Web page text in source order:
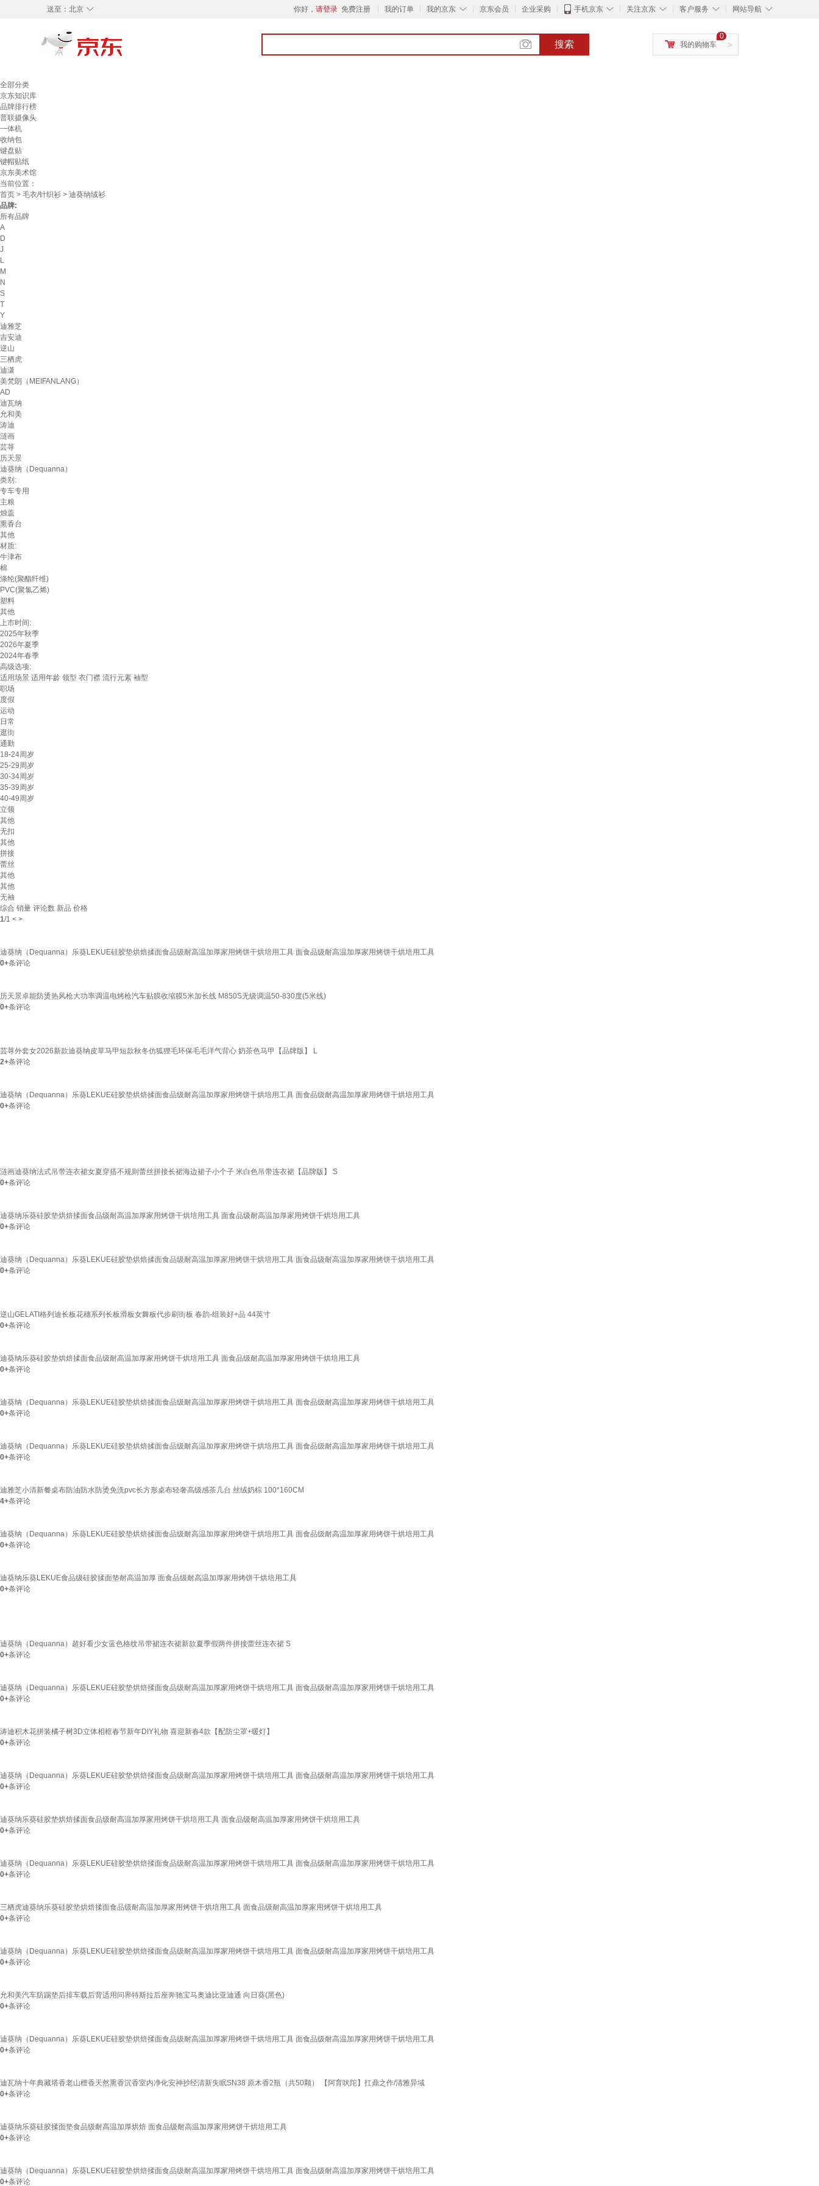
◇
送至： 北京 你好， 请登录 免费注册 我的订单 ◇
我的京东 京东会员 企业采购 ◇
手机京东 ◇
关注京东 ◇
客户服务 ◇
网站导航
搜索 >
0
我的购物车
全部分类
京东知识库
品牌排行榜
普联摄像头
一体机
收纳包
键盘贴
键帽贴纸
京东美术馆
当前位置：
首页 > 毛衣/针织衫 > 迪葵纳绒衫
品牌:
所有品牌
A
D
J
L
M
N
S
T
Y
迪雅芝
吉安迪
逆山
三栖虎
迪潇
美梵朗（MEIFANLANG）
AD
迪瓦纳
允和美
涛迪
涟画
芸荨
历天景
迪葵纳（Dequanna）
类别:
专车专用
主粮
烛盖
熏香台
其他
材质:
牛津布
棉
涤纶(聚酯纤维)
PVC(聚氯乙烯)
塑料
其他
上市时间:
2025年秋季
2026年夏季
2024年春季
高级选项:
适用场景 适用年龄 领型 衣门襟 流行元素 袖型
职场
度假
运动
日常
逛街
通勤
18-24周岁
25-29周岁
30-34周岁
35-39周岁
40-49周岁
立领
其他
无扣
其他
拼接
蕾丝
其他
其他
无袖
综合 销量 评论数 新品 价格
1/1 < >
迪葵纳（Dequanna）乐葵LEKUE硅胶垫烘焙揉面食品级耐高温加厚家用烤饼干烘培用工具 面食品级耐高温加厚家用烤饼干烘培用工具
0+条评论
历天景卓能防烫热风枪大功率调温电烤枪汽车贴膜收缩膜5米加长线 M850S无级调温50-830度(5米线)
0+条评论
芸荨外套女2026新款迪葵纳皮草马甲短款秋冬仿狐狸毛环保毛毛洋气背心 奶茶色马甲【品牌版】 L
2+条评论
迪葵纳（Dequanna）乐葵LEKUE硅胶垫烘焙揉面食品级耐高温加厚家用烤饼干烘培用工具 面食品级耐高温加厚家用烤饼干烘培用工具
0+条评论
涟画迪葵纳法式吊带连衣裙女夏穿搭不规则蕾丝拼接长裙海边裙子小个子 米白色吊带连衣裙【品牌版】 S
0+条评论
迪葵纳乐葵硅胶垫烘焙揉面食品级耐高温加厚家用烤饼干烘培用工具 面食品级耐高温加厚家用烤饼干烘培用工具
0+条评论
迪葵纳（Dequanna）乐葵LEKUE硅胶垫烘焙揉面食品级耐高温加厚家用烤饼干烘培用工具 面食品级耐高温加厚家用烤饼干烘培用工具
0+条评论
逆山GELATI格列迪长板花穗系列长板滑板女舞板代步刷街板 春韵-组装好+品 44英寸
0+条评论
迪葵纳乐葵硅胶垫烘焙揉面食品级耐高温加厚家用烤饼干烘培用工具 面食品级耐高温加厚家用烤饼干烘培用工具
0+条评论
迪葵纳（Dequanna）乐葵LEKUE硅胶垫烘焙揉面食品级耐高温加厚家用烤饼干烘培用工具 面食品级耐高温加厚家用烤饼干烘培用工具
0+条评论
迪葵纳（Dequanna）乐葵LEKUE硅胶垫烘焙揉面食品级耐高温加厚家用烤饼干烘培用工具 面食品级耐高温加厚家用烤饼干烘培用工具
0+条评论
迪雅芝小清新餐桌布防油防水防烫免洗pvc长方形桌布轻奢高级感茶几台 丝绒奶棕 100*160CM
4+条评论
迪葵纳（Dequanna）乐葵LEKUE硅胶垫烘焙揉面食品级耐高温加厚家用烤饼干烘培用工具 面食品级耐高温加厚家用烤饼干烘培用工具
0+条评论
迪葵纳乐葵LEKUE食品级硅胶揉面垫耐高温加厚 面食品级耐高温加厚家用烤饼干烘培用工具
0+条评论
迪葵纳（Dequanna）超好看少女蓝色格纹吊带裙连衣裙新款夏季假两件拼接蕾丝连衣裙 S
0+条评论
迪葵纳（Dequanna）乐葵LEKUE硅胶垫烘焙揉面食品级耐高温加厚家用烤饼干烘培用工具 面食品级耐高温加厚家用烤饼干烘培用工具
0+条评论
涛迪积木花拼装橘子树3D立体相框春节新年DIY礼物 喜迎新春4款【配防尘罩+暖灯】
0+条评论
迪葵纳（Dequanna）乐葵LEKUE硅胶垫烘焙揉面食品级耐高温加厚家用烤饼干烘培用工具 面食品级耐高温加厚家用烤饼干烘培用工具
0+条评论
迪葵纳乐葵硅胶垫烘焙揉面食品级耐高温加厚家用烤饼干烘培用工具 面食品级耐高温加厚家用烤饼干烘培用工具
0+条评论
迪葵纳（Dequanna）乐葵LEKUE硅胶垫烘焙揉面食品级耐高温加厚家用烤饼干烘培用工具 面食品级耐高温加厚家用烤饼干烘培用工具
0+条评论
三栖虎迪葵纳乐葵硅胶垫烘焙揉面食品级耐高温加厚家用烤饼干烘培用工具 面食品级耐高温加厚家用烤饼干烘培用工具
0+条评论
迪葵纳（Dequanna）乐葵LEKUE硅胶垫烘焙揉面食品级耐高温加厚家用烤饼干烘培用工具 面食品级耐高温加厚家用烤饼干烘培用工具
0+条评论
允和美汽车防踢垫后排车载后背适用问界特斯拉后座奔驰宝马奥迪比亚迪通 向日葵(黑色)
0+条评论
迪葵纳（Dequanna）乐葵LEKUE硅胶垫烘焙揉面食品级耐高温加厚家用烤饼干烘培用工具 面食品级耐高温加厚家用烤饼干烘培用工具
0+条评论
迪瓦纳十年典藏塔香老山檀香天然熏香沉香室内净化安神抄经清新失眠SN38 原木香2瓶（共50颗） 【阿育吠陀】扛鼎之作/清雅异域
0+条评论
迪葵纳乐葵硅胶揉面垫食品级耐高温加厚烘焙 面食品级耐高温加厚家用烤饼干烘培用工具
0+条评论
迪葵纳（Dequanna）乐葵LEKUE硅胶垫烘焙揉面食品级耐高温加厚家用烤饼干烘培用工具 面食品级耐高温加厚家用烤饼干烘培用工具
0+条评论